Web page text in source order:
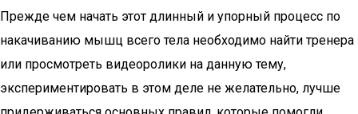
Прежде чем начать этот длинный и упорный процесс по
накачиванию мышц всего тела необходимо найти тренера
или просмотреть видеоролики на данную тему,
экспериментировать в этом деле не желательно, лучше